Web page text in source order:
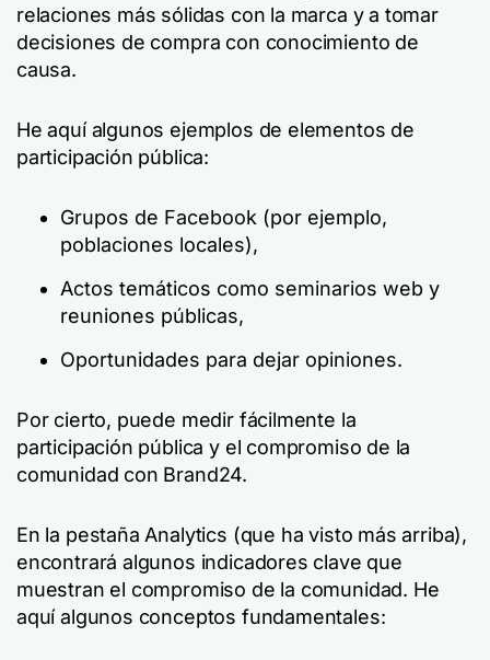
relaciones más sólidas con la marca y a tomar
decisiones de compra con conocimiento de
causa.
He aquí algunos ejemplos de elementos de
participación pública:
Grupos de Facebook (por ejemplo,
poblaciones locales),
Actos temáticos como seminarios web y
reuniones públicas,
Oportunidades para dejar opiniones.
Por cierto, puede medir fácilmente la
participación pública y el compromiso de la
comunidad con Brand24.
En la pestaña Analytics (que ha visto más arriba),
encontrará algunos indicadores clave que
muestran el compromiso de la comunidad. He
aquí algunos conceptos fundamentales: